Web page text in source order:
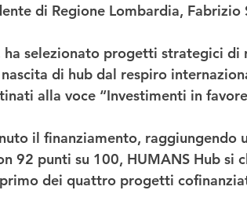
di Regione Lombardia, Fabrizio
ha selezionato progetti strategici di
di hub dal respiro
alla voce “Investimenti in
il finanziamento, raggiungendo
92 punti su 100, HUMANS Hub si
primo dei quattro progetti